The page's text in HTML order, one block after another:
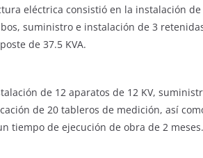
eléctrica consistió en la instalación
suministro e instalación de 3
de 37.5 KVA.
de 12 aparatos de 12 KV,
de 20 tableros de medición, así
tiempo de ejecución de obra de 2 meses.